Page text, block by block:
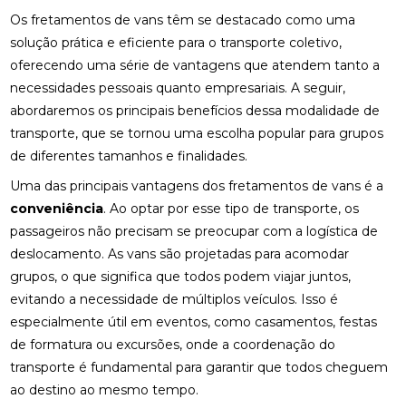
Os fretamentos de vans têm se destacado como uma
solução prática e eficiente para o transporte coletivo,
oferecendo uma série de vantagens que atendem tanto a
necessidades pessoais quanto empresariais. A seguir,
abordaremos os principais benefícios dessa modalidade de
transporte, que se tornou uma escolha popular para grupos
de diferentes tamanhos e finalidades.
Uma das principais vantagens dos fretamentos de vans é a
conveniência. Ao optar por esse tipo de transporte, os
passageiros não precisam se preocupar com a logística de
deslocamento. As vans são projetadas para acomodar
grupos, o que significa que todos podem viajar juntos,
evitando a necessidade de múltiplos veículos. Isso é
especialmente útil em eventos, como casamentos, festas
de formatura ou excursões, onde a coordenação do
transporte é fundamental para garantir que todos cheguem
ao destino ao mesmo tempo.